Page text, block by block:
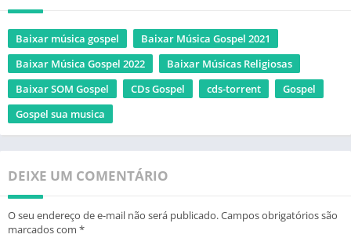
Baixar música gospel
Baixar Música Gospel 2021
Baixar Música Gospel 2022
Baixar Músicas Religiosas
Baixar SOM Gospel
CDs Gospel cds-torrent
Gospel
Gospel sua musica
DEIXE UM COMENTÁRIO
O seu endereço de e-mail não será publicado.Campos obrigatórios são
marcados com *